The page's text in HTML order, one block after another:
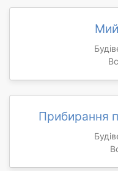
Прибирання